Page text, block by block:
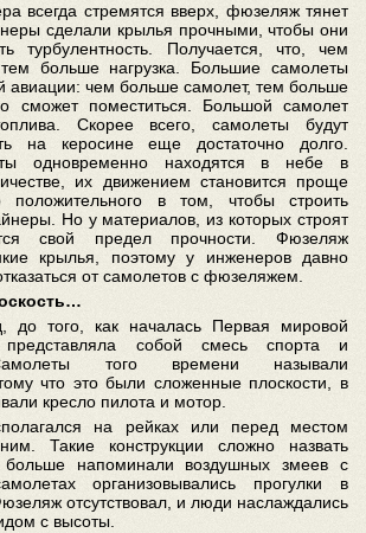
всегда стремятся вверх, фюзеляж тянет
сделали крылья прочными, чтобы они
турбулентность. Получается, что, чем
больше нагрузка. Большие самолеты
авиации: чем больше самолет, тем больше
сможет поместиться. Большой самолет
Скорее всего, самолеты будут
на керосине еще достаточно долго.
одновременно находятся в небе в
их движением становится проще
положительного в том, чтобы строить
Но у материалов, из которых строят
свой предел прочности. Фюзеляж
крылья, поэтому у инженеров давно
от самолетов с фюзеляжем.
до того, как началась Первая мировой
собой смесь спорта и
того времени называли
что это были сложенные плоскости, в
кресло пилота и мотор.
на рейках или перед местом
Такие конструкции сложно назвать
напоминали воздушных змеев с
организовывались прогулки в
отсутствовал, и люди наслаждались
с высоты.